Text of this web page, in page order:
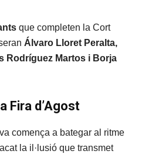
que completen la Cort
Álvaro Lloret Peralta,
Rodríguez Martos i Borja
Fira d’Agost
comença a bategar al ritme
la il·lusió que transmet